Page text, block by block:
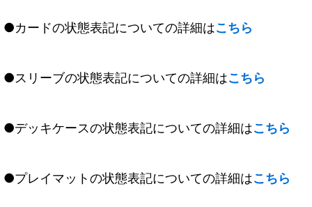
●カードの状態表記についての詳細はこちら
●スリーブの状態表記についての詳細はこちら
●デッキケースの状態表記についての詳細はこちら
●プレイマットの状態表記についての詳細はこちら